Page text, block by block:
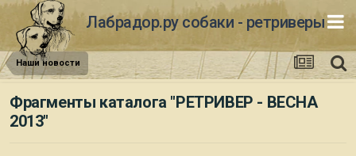
Лабрадор.ру собаки - ретриверы
Наши новости
Фрагменты каталога "РЕТРИВЕР - ВЕСНА
2013"